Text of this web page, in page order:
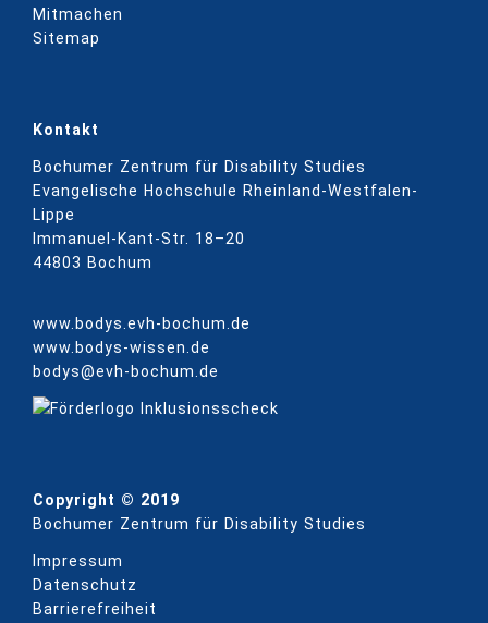
Mitmachen
Sitemap
Kontakt
Bochumer Zentrum für Disability Studies
Evangelische Hochschule Rheinland-Westfalen-
Lippe
Immanuel-Kant-Str. 18–20
44803 Bochum
www.bodys.evh-bochum.de
www.bodys-wissen.de
bodys@evh-bochum.de
Copyright © 2019
Bochumer Zentrum für Disability Studies
Impressum
Datenschutz
Barrierefreiheit